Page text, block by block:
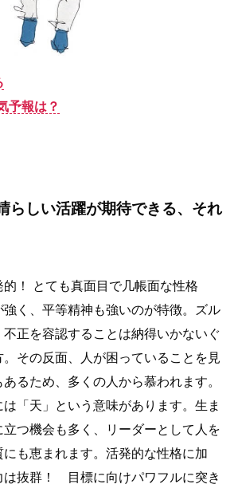
予報は？
らしい活躍が期待できる、それ
！ とても真面目で几帳面な性格
く、平等精神も強いのが特徴。ズル
正を容認することは納得いかないぐ
その反面、人が困っていることを見
るため、多くの人から慕われます。
「天」という意味があります。生ま
つ機会も多く、リーダーとして人を
も恵まれます。活発的な性格に加
は抜群！ 目標に向けパワフルに突き